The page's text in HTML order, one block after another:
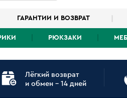
ГАРАНТИИ И ВОЗВРАТ
РЮКЗАКИ
Лёгкий возврат
и обмен - 14 дней